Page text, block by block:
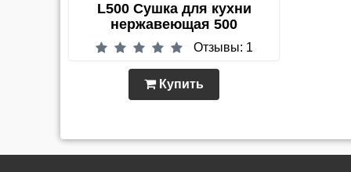
L500 Сушка для кухни
нержавеющая 500
Отзывы: 1
Купить